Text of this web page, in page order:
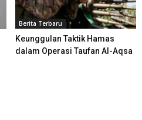
Berita Terbaru
Keunggulan Taktik Hamas
dalam Operasi Taufan Al-Aqsa